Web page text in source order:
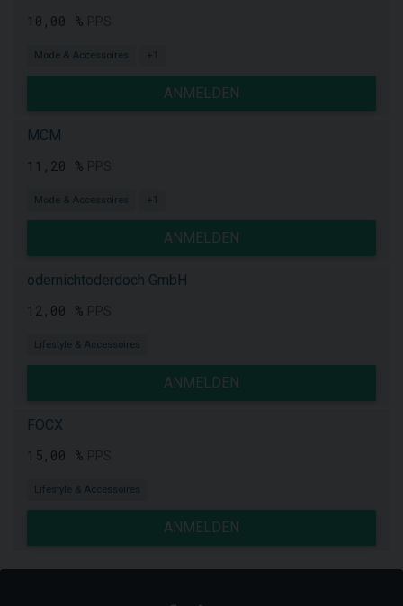
10,00 %
Mode & Accessoires +1
ANMELDEN
MCM
11,20 %
Mode & Accessoires +1
ANMELDEN
odernichtoderdoch GmbH
12,00 %
Lifestyle & Accessoires
ANMELDEN
FOCX
15,00 %
Lifestyle & Accessoires
ANMELDEN